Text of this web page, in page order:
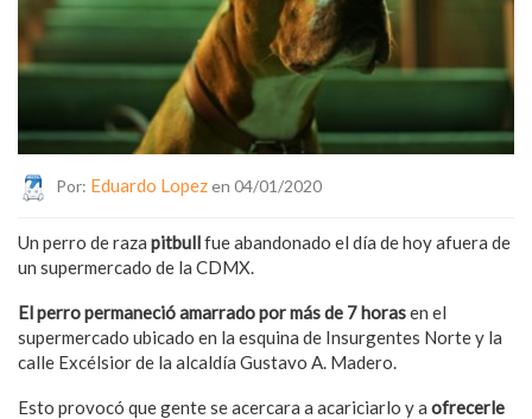
Por: Eduardo Lopezen 04/01/2020
Un perro de raza pitbullfue abandonado el día de hoy afuera de
un supermercado de la CDMX.
El perro permaneció amarrado por más de 7 horasen el
supermercado ubicado en la esquina de Insurgentes Norte y la
calle Excélsior de la alcaldía Gustavo A. Madero.
Esto provocó que gente se acercara a acariciarlo y a ofrecerle